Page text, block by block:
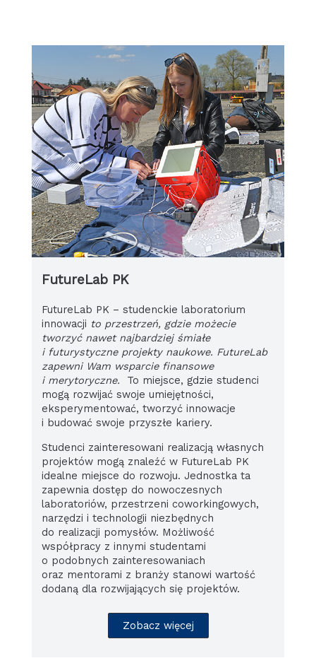
FutureLab PK
FutureLab PK – studenckie laboratorium
innowacji to przestrzeń, gdzie możecie
tworzyć nawet najbardziej śmiałe
i futurystyczne projekty naukowe. FutureLab
zapewni Wam wsparcie finansowe
i merytoryczne. To miejsce, gdzie studenci
mogą rozwijać swoje umiejętności,
eksperymentować, tworzyć innowacje
i budować swoje przyszłe kariery.
Studenci zainteresowani realizacją własnych
projektów mogą znaleźć w FutureLab PK
idealne miejsce do rozwoju. Jednostka ta
zapewnia dostęp do nowoczesnych
laboratoriów, przestrzeni coworkingowych,
narzędzi i technologii niezbędnych
do realizacji pomysłów. Możliwość
współpracy z innymi studentami
o podobnych zainteresowaniach
oraz mentorami z branży stanowi wartość
dodaną dla rozwijających się projektów.
Zobacz więcej